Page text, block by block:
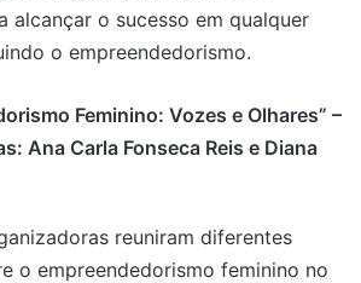
alcançar o sucesso em qualquer
o empreendedorismo.
Feminino: Vozes e Olhares” –
Ana Carla Fonseca Reis e Diana
reuniram diferentes
o empreendedorismo feminino no